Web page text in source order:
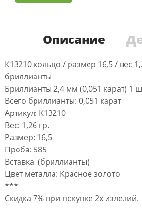
Описание
К13210 кольцо / размер 16,5 / вес
бриллианты
Бриллианты 2,4 мм (0,051 карат) 1
Всего бриллианты: 0,051 карат
Артикул: К13210
Вес: 1,26 гр.
Размер: 16,5
Проба: 585
Вставка: (бриллианты)
Цвет металла: Красное золото
***
Скидка 7% при покупке 2х излелий.